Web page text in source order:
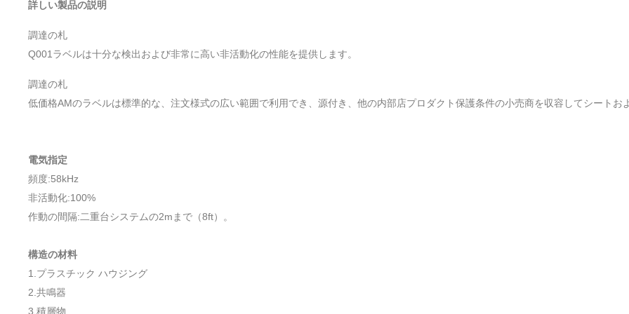
詳しい製品の説明
調達の札
Q001ラベルは十分な検出および非常に高い非活動化の性能を提供します。
調達の札
低価格AMのラベルは標準的な、注文様式の広い範囲で利用でき、源付き、他の内部店プロダクト保護条件の小売商を収容してシートお
電気指定
頻度:58kHz
非活動化:100%
作動の間隔:二重台システムの2mまで（8ft）。
構造の材料
1.プラスチック ハウジング
2.共鳴器
3.積層物